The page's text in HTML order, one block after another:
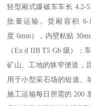
轻型厢式爆破车车长 4.2-
批量运输。货厢容积 6-
度 6mm），内壁粘贴
（Ex d IIB T5 Gb 级）；
矿山、工地的狭窄便道，
用于小型采石场的短途、
施工运输每日所需的 200